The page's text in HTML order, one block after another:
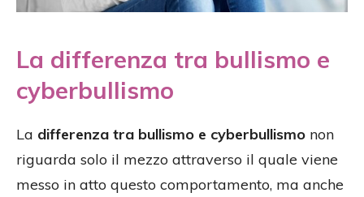
La differenza tra bullismo e
cyberbullismo
La differenza tra bullismo e cyberbullismo non
riguarda solo il mezzo attraverso il quale viene
messo in atto questo comportamento, ma anche